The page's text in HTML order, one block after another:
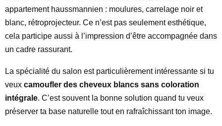
appartement haussmannien : moulures, carrelage noir et
blanc, rétroprojecteur. Ce n’est pas seulement esthétique,
cela participe aussi à l’impression d’être accompagnée dans
un cadre rassurant.
La spécialité du salon est particulièrement intéressante si tu
veux camoufler des cheveux blancs sans coloration
intégrale. C’est souvent la bonne solution quand tu veux
préserver ta base naturelle tout en rafraîchissant ton image.